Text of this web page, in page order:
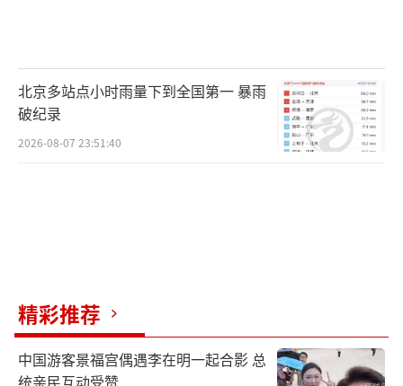
北京多站点小时雨量下到全国第一 暴雨
破纪录
2026-08-07 23:51:40
精彩推荐
中国游客景福宫偶遇李在明一起合影 总
统亲民互动受赞